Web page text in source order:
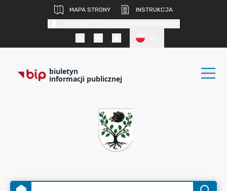
MAPA STRONY
INSTRUKCJA
biuletyn
informacji publicznej